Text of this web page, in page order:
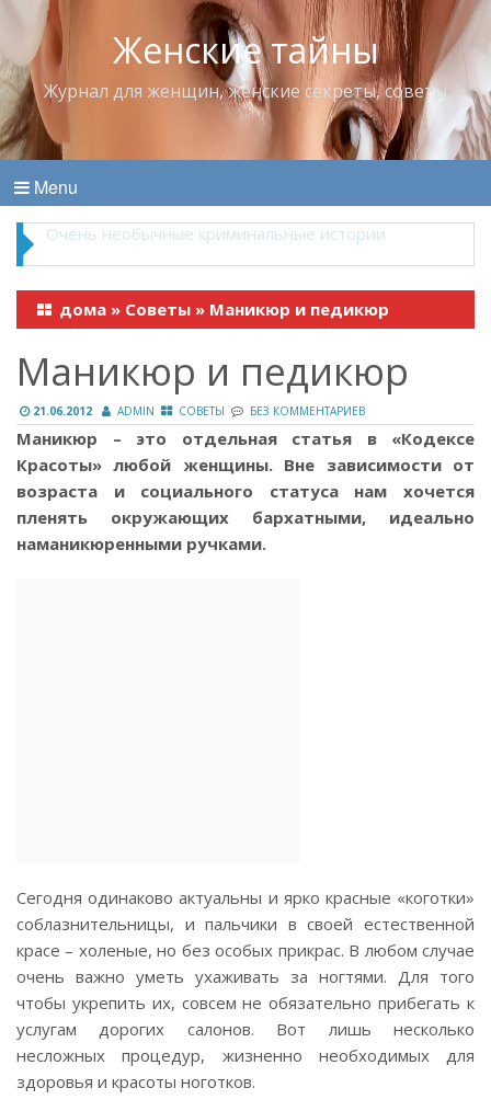
Женские тайны
Журнал для женщин, женские секреты, советы
Menu
Владимир Набоков — повелитель Лоллит
дома » Советы » Маникюр и педикюр
Маникюр и педикюр
21.06.2012 ADMIN СОВЕТЫ БЕЗ КОММЕНТАРИЕВ
Маникюр – это отдельная статья в «Кодексе
Красоты» любой женщины. Вне зависимости от
возраста и социального статуса нам хочется
пленять окружающих бархатными, идеально
наманикюренными ручками.
Сегодня одинаково актуальны и ярко красные «коготки»
соблазнительницы, и пальчики в своей естественной
красе – холеные, но без особых прикрас. В любом случае
очень важно уметь ухаживать за ногтями. Для того
чтобы укрепить их, совсем не обязательно прибегать к
услугам дорогих салонов. Вот лишь несколько
несложных процедур, жизненно необходимых для
здоровья и красоты ноготков.